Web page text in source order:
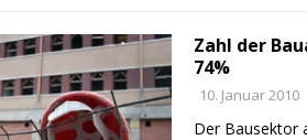
Zahl der
74%
10. Januar 2010
Der Bausektor